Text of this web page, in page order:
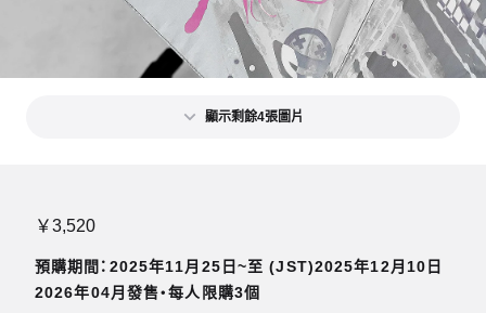
顯示剩餘4張圖片
￥3,520
預購期間：2025年11月25日~至 (JST)2025年12月10日
2026年04月發售・每人限購3個